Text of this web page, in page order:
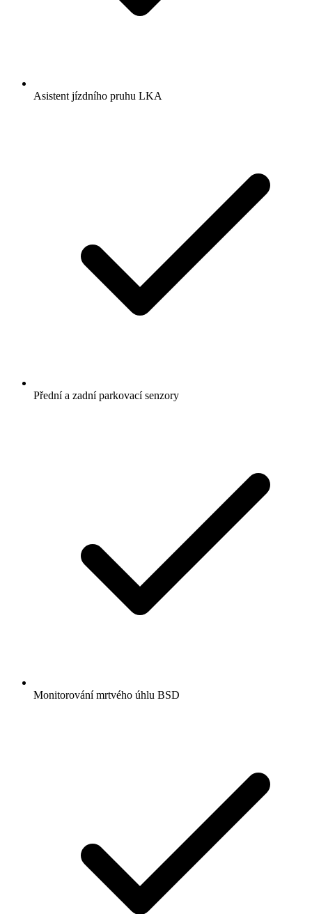
Asistent jízdního pruhu LKA
Přední a zadní parkovací senzory
Monitorování mrtvého úhlu BSD